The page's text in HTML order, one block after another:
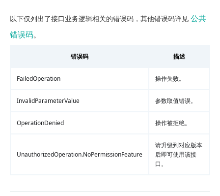
以下仅列出了接口业务逻辑相关的错误码，其他错误码详见 公共
错误码。
错误码 描述
FailedOperation 操作失败。
InvalidParameterValue 参数取值错误。
OperationDenied 操作被拒绝。
UnauthorizedOperation.NoPermissionFeature
请升级到对应版本
后即可使用该接
口。